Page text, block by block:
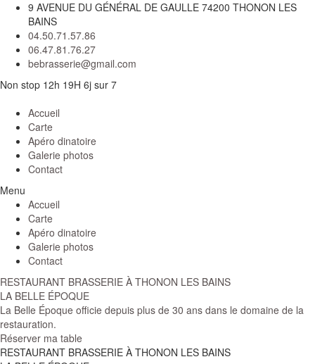
9 AVENUE DU GÉNÉRAL DE GAULLE 74200 THONON LES
BAINS
04.50.71.57.86
06.47.81.76.27
bebrasserie@gmail.com
Non stop 12h 19H 6j sur 7
Accueil
Carte
Apéro dinatoire
Galerie photos
Contact
Menu
Accueil
Carte
Apéro dinatoire
Galerie photos
Contact
RESTAURANT BRASSERIE À THONON LES BAINS
LA BELLE ÉPOQUE
La Belle Époque officie depuis plus de 30 ans dans le domaine de la
restauration.
Réserver ma table
RESTAURANT BRASSERIE À THONON LES BAINS